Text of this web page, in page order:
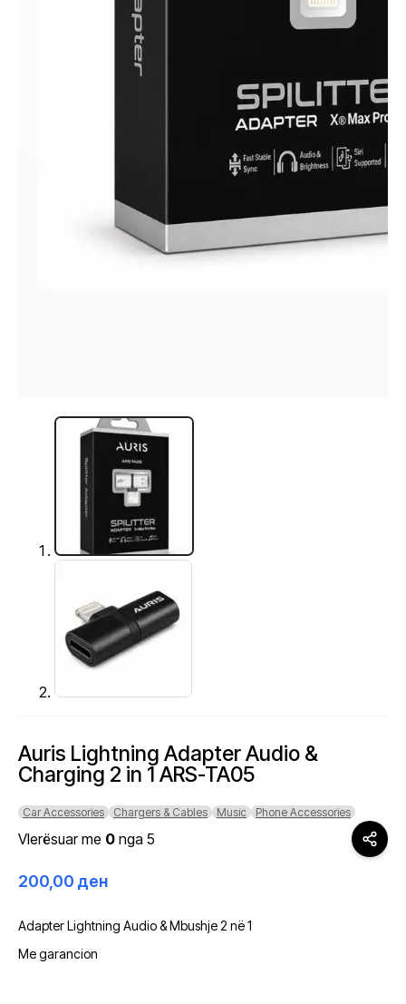
Auris Lightning Adapter Audio &
Charging 2 in 1 ARS-TA05
Car Accessories Chargers & Cables Music Phone Accessories
Vlerësuar me 0 nga 5
200,00 ден
Adapter Lightning Audio & Mbushje 2 në 1
Me garancion